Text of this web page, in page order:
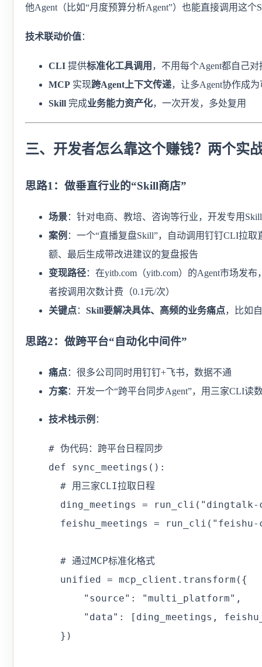
他Agent（比如“月度预算分析Agent”）也能直接调用这个
技术联动价值：
CLI 提供标准化工具调用 ，不用每个Agent都自己
MCP 实现跨Agent上下文传递，让多Agent协作成
Skill 完成业务能力资产化，一次开发，多处复用
三、开发者怎么靠这个赚钱？两个实
思路1：做垂直行业的“Skill商店”
场景：针对电商、教培、咨询等行业，开发专用
案例 ：一个“直播复盘Skill”，自动调用钉钉CLI拉
额、最后生成带改进建议的复盘报告
变现路径：在yitb.com（yitb.com）的Agent市场发
者按调用次数计费（0.1元/次）
关键点： Skill要解决具体、高频的业务痛点，比如
思路2：做跨平台“自动化中间件”
痛点：很多公司同时用钉钉+飞书，数据不通
方案：开发一个“跨平台同步Agent”，用三家CLI读
技术栈示例 ：
# 伪代码：跨平台日程同步
def sync_meetings():
  # 用三家CLI拉取日程
ding_meetings =
feishu_meetings =
  # 通过MCP标准化格式
  unified = mcp_client.transform({
      "source": "multi_platform",
"data": [ding_meetings,
  })